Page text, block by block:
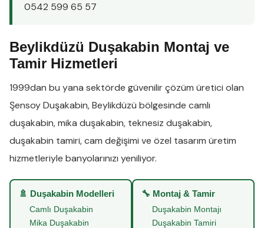
0542 599 65 57
Beylikdüzü Duşakabin Montaj ve
Tamir Hizmetleri
1999dan bu yana sektörde güvenilir çözüm üretici olan
Şensoy Duşakabin,Beylikdüzü bölgesinde camlı
duşakabin,mika duşakabin, teknesiz duşakabin,
duşakabin tamiri,cam değişimi ve özel tasarım üretim
hizmetleriyle banyolarınızı yeniliyor.
🚿 Duşakabin Modelleri
Camlı Duşakabin
Mika Duşakabin
🔧 Montaj & Tamir
Duşakabin Montajı
Duşakabin Tamiri